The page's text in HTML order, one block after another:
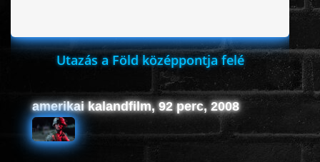
Utazás a Föld középpontja felé
amerikai kalandfilm, 92 perc, 2008